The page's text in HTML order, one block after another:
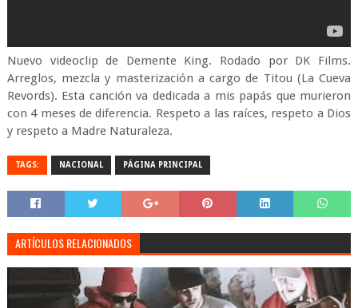
Nuevo videoclip de Demente King. Rodado por DK Films.
Arreglos, mezcla y masterización a cargo de Titou (La Cueva
Revords). Esta canción va dedicada a mis papás que murieron
con 4 meses de diferencia. Respeto a las raíces, respeto a Dios
y respeto a Madre Naturaleza.
TAGS: NACIONAL PÁGINA PRINCIPAL
ARTÍCULOS RELACIONADOS